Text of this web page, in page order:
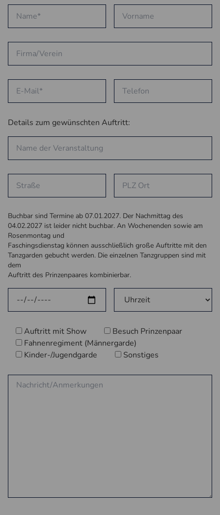
Details zum gewünschten Auftritt:
Buchbar sind Termine ab 07.01.2027. Der Nachmittag des
04.02.2027 ist leider nicht buchbar. An Wochenenden sowie am
Rosenmontag und
Faschingsdienstag können ausschließlich große Auftritte mit den
Tanzgarden gebucht werden. Die einzelnen Tanzgruppen sind mit
dem
Auftritt des Prinzenpaares kombinierbar.
Auftritt mit Show
Besuch Prinzenpaar
Fahnenregiment (Männergarde)
Kinder-/Jugendgarde
Sonstiges